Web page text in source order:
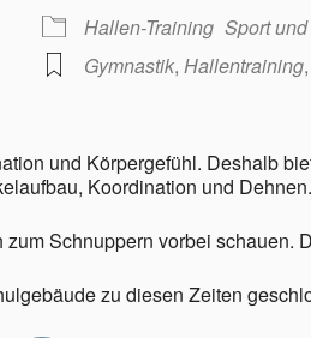
Hallen-Training Sport
Gymnastik, Hallentraining,
und Körpergefühl. Deshalb
Koordination und Dehnen.
Schnuppern vorbei schauen.
zu diesen Zeiten